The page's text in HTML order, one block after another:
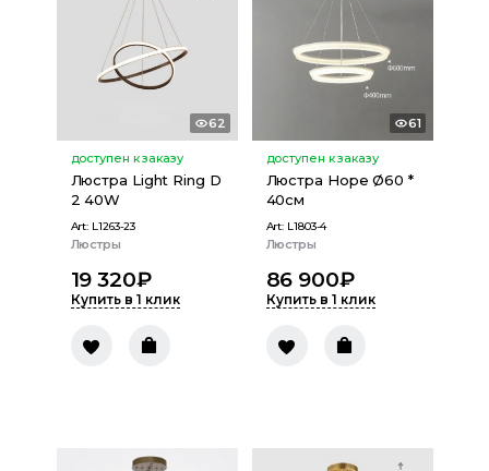
62
доступен к заказу
Люстра Light Ring D
2 40W
Art: L1263-23
Люстры
19 320₽
Купить в 1 клик
61
доступен к заказу
Люстра Hope Ø60 *
40см
Art: L1803-4
Люстры
86 900₽
Купить в 1 клик